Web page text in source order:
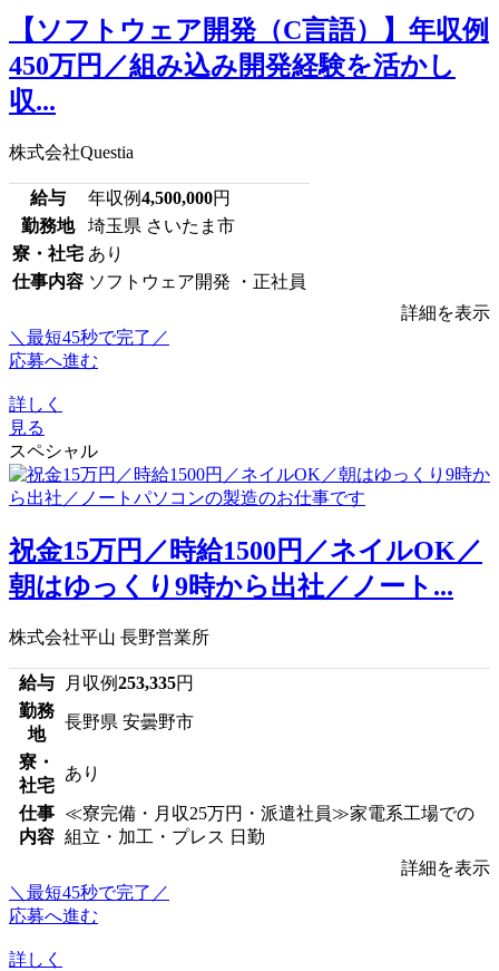
【ソフトウェア開発（C言語）】年収例
450万円／組み込み開発経験を活かし
収...
株式会社Questia
給与 年収例4,500,000円
勤務地
埼玉県 さいたま市
寮・社宅 あり
仕事内容 ソフトウェア開発 ・正社員
詳細を表示
＼最短45秒で完了／
応募へ進む
詳しく
見る
スペシャル
祝金15万円／時給1500円／ネイルOK／
朝はゆっくり9時から出社／ノート...
株式会社平山 長野営業所
給与 月収例253,335円
勤務
地
長野県 安曇野市
寮・
社宅
あり
仕事
内容
≪寮完備・月収25万円・派遣社員≫家電系工場での
組立・加工・プレス 日勤
詳細を表示
＼最短45秒で完了／
応募へ進む
詳しく